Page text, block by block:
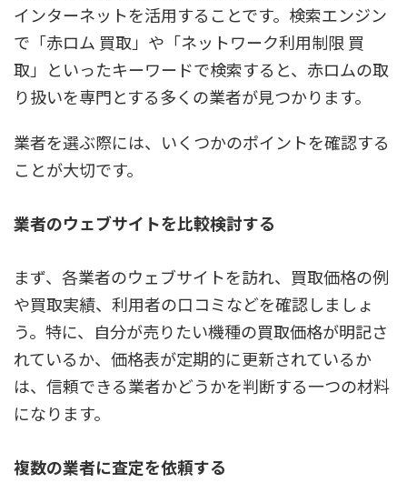
インターネットを活用することです。検索エンジン
で「赤ロム 買取」や「ネットワーク利用制限 買
取」といったキーワードで検索すると、赤ロムの取
り扱いを専門とする多くの業者が見つかります。
業者を選ぶ際には、いくつかのポイントを確認する
ことが大切です。
業者のウェブサイトを比較検討する
まず、各業者のウェブサイトを訪れ、買取価格の例
や買取実績、利用者の口コミなどを確認しましょ
う。特に、自分が売りたい機種の買取価格が明記さ
れているか、価格表が定期的に更新されているか
は、信頼できる業者かどうかを判断する一つの材料
になります。
複数の業者に査定を依頼する